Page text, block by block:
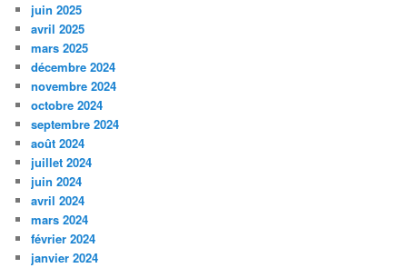
juin 2025
avril 2025
mars 2025
décembre 2024
novembre 2024
octobre 2024
septembre 2024
août 2024
juillet 2024
juin 2024
avril 2024
mars 2024
février 2024
janvier 2024